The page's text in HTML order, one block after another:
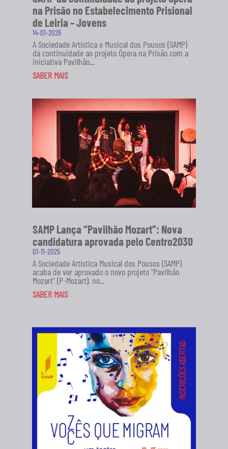
na Prisão no Estabelecimento Prisional
de Leiria – Jovens
14-01-2026
A Sociedade Artística e Musical dos Pousos (SAMP)
dá continuidade ao projeto Ópera na Prisão com a
iniciativa Pavilhão...
SABER MAIS
SAMP Lança “Pavilhão Mozart”: Nova
candidatura aprovada pelo Centro2030
01-11-2025
A Sociedade Artística Musical dos Pousos (SAMP)
acaba de ver aprovado o novo projeto "Pavilhão
Mozart" (P-Mozart), no...
SABER MAIS